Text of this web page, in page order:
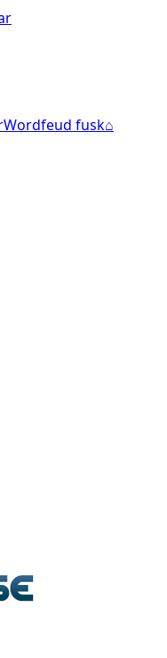
Wordfeud fusk⌂